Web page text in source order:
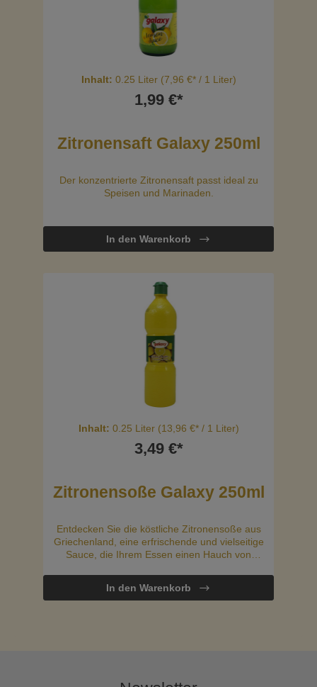
Inhalt: 0.25 Liter (7,96 €* / 1 Liter)
1,99 €*
Zitronensaft Galaxy 250ml
Der konzentrierte Zitronensaft passt ideal zu
Speisen und Marinaden.
In den Warenkorb
Inhalt: 0.25 Liter (13,96 €* / 1 Liter)
3,49 €*
Zitronensoße Galaxy 250ml
Entdecken Sie die köstliche Zitronensoße aus
Griechenland, eine erfrischende und vielseitige
Sauce, die Ihrem Essen einen Hauch von
Zitronengeschmack und ihre feine Balance
In den Warenkorb